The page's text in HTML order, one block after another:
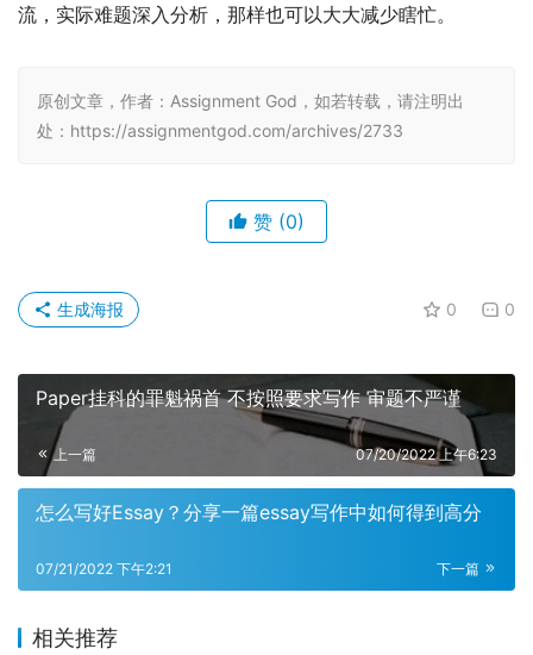
流，实际难题深入分析，那样也可以大大减少瞎忙。
原创文章，作者：Assignment God，如若转载，请注明出
处：https://assignmentgod.com/archives/2733
赞 (0)
0 0
生成海报
Paper挂科的罪魁祸首 不按照要求写作 审题不严谨
上一篇 07/20/2022 上午6:23
怎么写好Essay？分享一篇essay写作中如何得到高分
下一篇
07/21/2022 下午2:21
相关推荐